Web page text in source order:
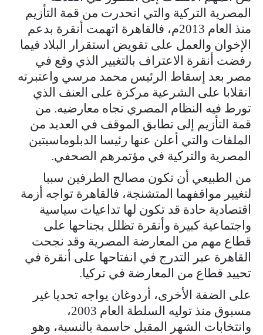
المصرية التركية والتي انحدرت من قمة التأزيم
منذ العام 2013م، فالقاهرة اتهمت أنقرة بدعم
الإخوان والعمل على تقويض استقرار البلاد فيما
رفضت أنقرة الاعتراف بالتغيير الذي وقع في
مصر بعد إسقاط الرئيس محمد مرسي واعتبرته
انقلابا على الشرعية مركزة على العنف الذي
تورط فيه النظام المصري تجاه معارضيه. من
قمة التأزيم إلى تطابق الموقف في العديد من
الملفات والتي أعلن عنها رئيسا الدبلوماسيتين
المصرية والتركية في مؤتمرهم الصحفي.
من الطبيعي أن تكون مصالح الطرفين سببا
لتغيير مواقفهما المتشنجة، فالقاهرة تواجه أزمة
اقتصادية حادة قد تكون لها تداعيات سياسية
واجتماعية كبيرة وأنقرة تظلل بجناحها على
قطاع مهم من المعارضة المصرية وقد نجحت
القاهرة عبر التدرج في انفتاحها على أنقرة في
تحييد قطاع من المعارضة في تركيا.
على الضفة الأخرى، أردوغان يواجه تحديا غير
مسبوق منذ توليه السلطة العام 2003،
وانتخابات الشهر المقبل حاسمة بالنسبة، وهو